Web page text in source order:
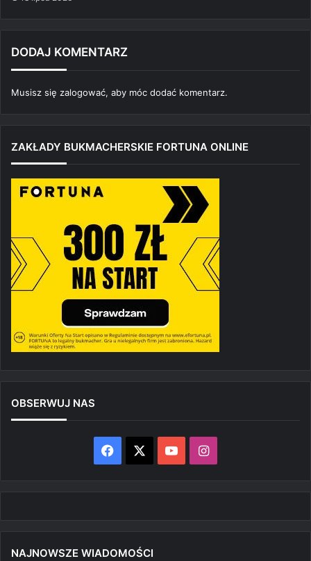
DODAJ KOMENTARZ
Musisz się zalogować, aby móc dodać komentarz.
ZAKŁADY BUKMACHERSKIE FORTUNA ONLINE
OBSERWUJ NAS
Facebook YouTubeInstagram
NAJNOWSZE WIADOMOŚCI